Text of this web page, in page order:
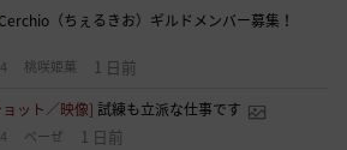
Cerchio（ちぇるきお）ギルドメンバー募集！
桃咲姫菓 1 日前
ョット／映像]試練も立派な仕事です
べーぜ 1 日前